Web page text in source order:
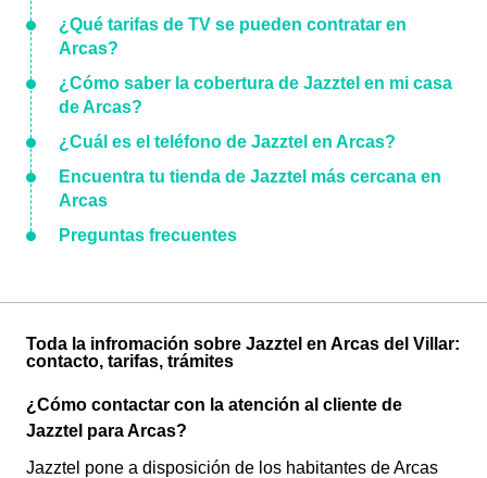
¿Qué tarifas de TV se pueden contratar en
Arcas?
¿Cómo saber la cobertura de Jazztel en mi casa
de Arcas?
¿Cuál es el teléfono de Jazztel en Arcas?
Encuentra tu tienda de Jazztel más cercana en
Arcas
Preguntas frecuentes
Toda la infromación sobre Jazztel en Arcas del Villar:
contacto, tarifas, trámites
¿Cómo contactar con la atención al cliente de
Jazztel para Arcas?
Jazztel pone a disposición de los habitantes de Arcas